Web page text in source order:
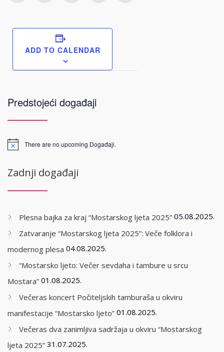
ADD TO CALENDAR
Predstojeći događaji
There are no upcoming Događaji.
Zadnji događaji
Plesna bajka za kraj “Mostarskog ljeta 2025” 05.08.2025.
Zatvaranje “Mostarskog ljeta 2025”: Veče folklora i
modernog plesa 04.08.2025.
“Mostarsko ljeto: Večer sevdaha i tambure u srcu
Mostara” 01.08.2025.
Večeras koncert Počiteljskih tamburaša u okviru
manifestacije “Mostarsko ljeto” 01.08.2025.
Večeras dva zanimljiva sadržaja u okviru “Mostarskog
ljeta 2025” 31.07.2025.